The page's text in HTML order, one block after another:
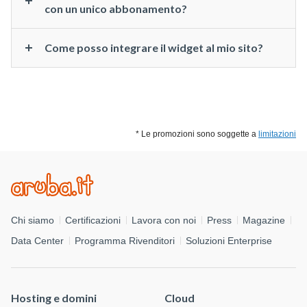
con un unico abbonamento?
Come posso integrare il widget al mio sito?
* Le promozioni sono soggette a limitazioni
Chi siamo Certificazioni Lavora con noi Press
Magazine
Data Center
Programma Rivenditori Soluzioni Enterprise
Hosting e domini Cloud